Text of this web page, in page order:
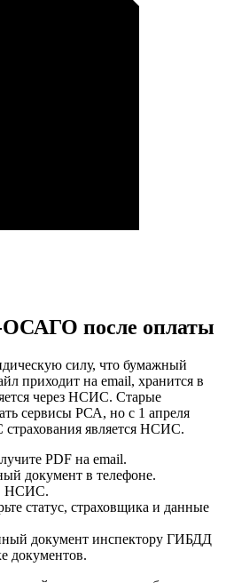
ОСАГО после оплаты
силу, что бумажный
приходит на email, хранится в
через НСИС. Старые
сервисы РСА, но с 1 апреля
является НСИС.
PDF на email.
документ в телефоне.
НСИС.
статус, страховщика и данные
документ инспектору ГИБДД
документов.